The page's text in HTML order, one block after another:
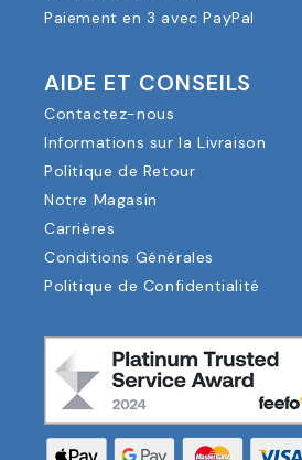
Paiement en 3 avec PayPal
AIDE ET CONSEILS
Contactez-nous
Informations sur la Livraison
Politique de Retour
Notre Magasin
Carrières
Conditions Générales
Politique de Confidentialité